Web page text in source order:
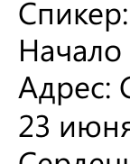
Начало
Адрес:
23